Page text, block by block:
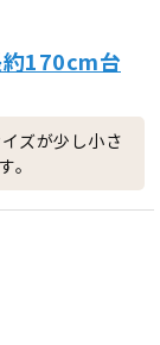
170cm台
ズが少し小さ
。